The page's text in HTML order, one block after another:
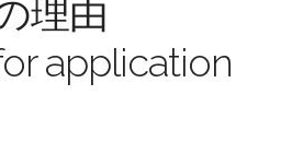
理由
application